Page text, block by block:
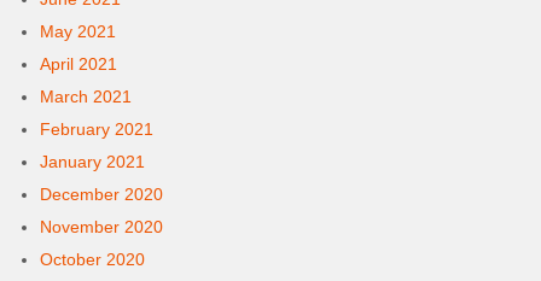
May 2021
April 2021
March 2021
February 2021
January 2021
December 2020
November 2020
October 2020